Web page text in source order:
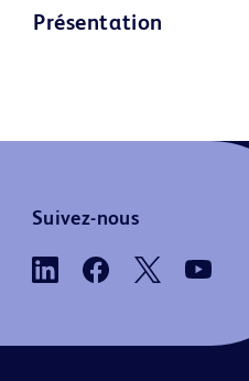
Présentation
Suivez-nous